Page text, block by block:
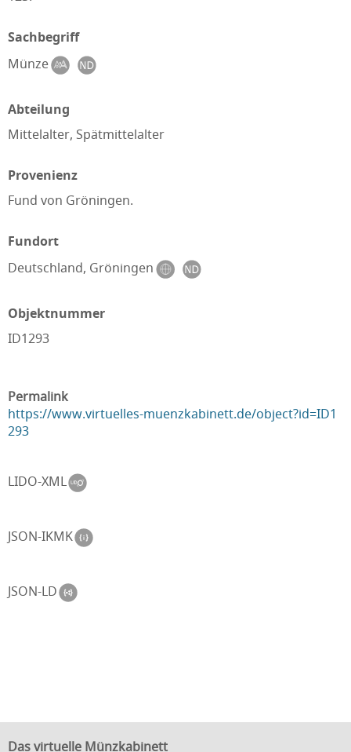
Sachbegriff
Münze
Abteilung
Mittelalter, Spätmittelalter
Provenienz
Fund von Gröningen.
Fundort
Deutschland, Gröningen
Objektnummer
ID1293
Permalink
https://www.virtuelles-muenzkabinett.de/object?id=ID1
293
LIDO-XML
JSON-IKMK
JSON-LD
Das virtuelle Münzkabinett